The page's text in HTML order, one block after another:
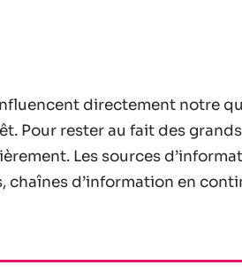
directement notre
Pour rester au fait des
Les sources
chaînes d’information en